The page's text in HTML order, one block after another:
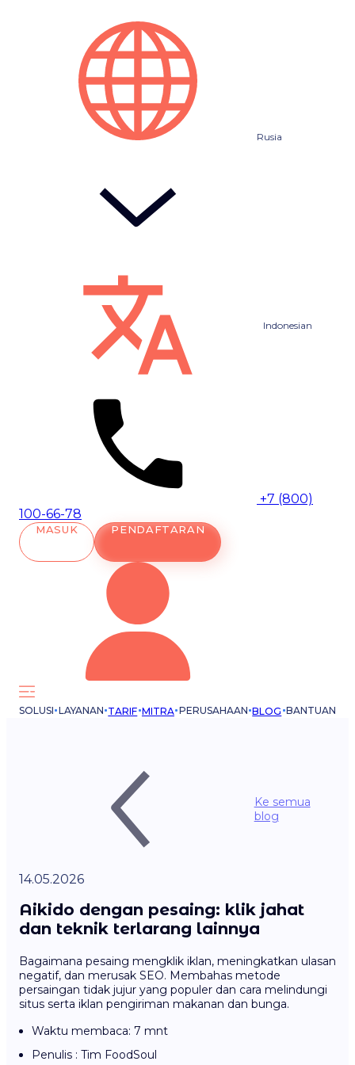
Rusia
Indonesian
+7 (800)
100-66-78
MASUK PENDAFTARAN
SOLUSI LAYANAN TARIF MITRA PERUSAHAAN BLOG BANTUAN
Ke semua
blog
14.05.2026
Aikido dengan pesaing: klik jahat
dan teknik terlarang lainnya
Bagaimana pesaing mengklik iklan, meningkatkan ulasan
negatif, dan merusak SEO. Membahas metode
persaingan tidak jujur yang populer dan cara melindungi
situs serta iklan pengiriman makanan dan bunga.
Waktu membaca: 7 mnt
Penulis : Tim FoodSoul